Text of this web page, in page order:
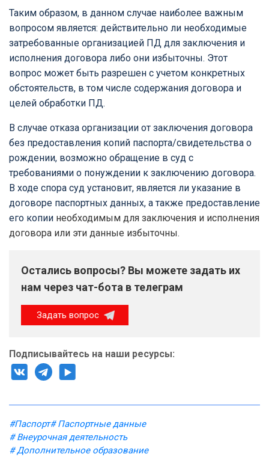
Таким образом, в данном случае наиболее важным
вопросом является: действительно ли необходимые
затребованные организацией ПД для заключения и
исполнения договора либо они избыточны. Этот
вопрос может быть разрешен с учетом конкретных
обстоятельств, в том числе содержания договора и
целей обработки ПД.
В случае отказа организации от заключения договора
без предоставления копий паспорта/свидетельства о
рождении, возможно обращение в суд с
требованиями о понуждении к заключению договора.
В ходе спора суд установит, является ли указание в
договоре паспортных данных, а также предоставление
его копии необходимым для заключения и исполнения
договора или эти данные избыточны.
Остались вопросы? Вы можете задать их
нам через чат-бота в телеграм
Задать вопрос
Подписывайтесь на наши ресурсы:
#Паспорт# Паспортные данные
# Внеурочная деятельность
# Дополнительное образование